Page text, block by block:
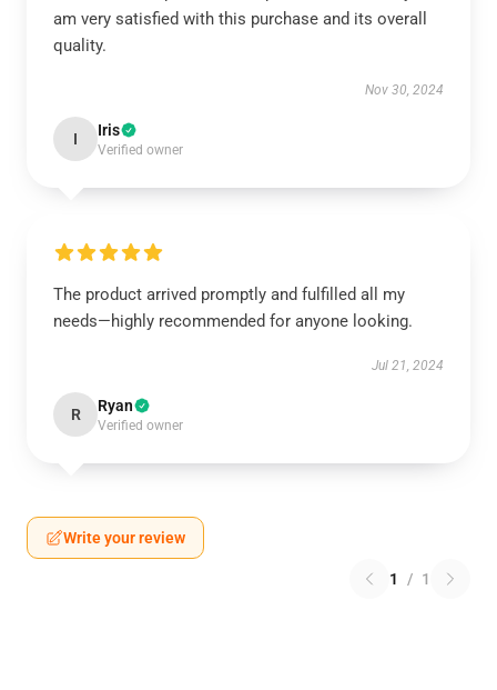
am very satisfied with this purchase and its overall
quality.
Nov 30, 2024
I Iris
Verified owner
The product arrived promptly and fulfilled all my
needs—highly recommended for anyone looking.
Jul 21, 2024
R Ryan
Verified owner
Write your review
1 / 1